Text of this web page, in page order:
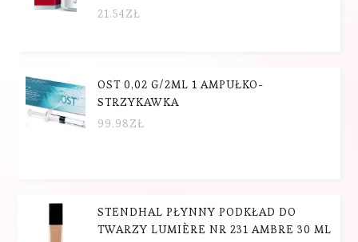
21.54ZŁ
OST 0,02 G/2ML 1 AMPUŁKO-
STRZYKAWKA
99.98ZŁ
STENDHAL PŁYNNY PODKŁAD DO
TWARZY LUMIÈRE NR 231 AMBRE 30 ML